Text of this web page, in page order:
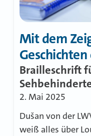
Mit dem
Brailleschrift
2. Mai 2025
Dušan von der
weiß alles über